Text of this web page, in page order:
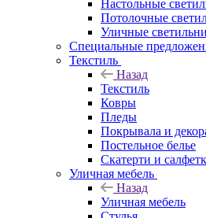
Настольные
Потолочные
Уличные
Специальные
Текстиль
Назад
Текстиль
Ковры
Пледы
Покрывала и
Постельное белье
Скатерти и
Уличная мебель
Назад
Уличная мебель